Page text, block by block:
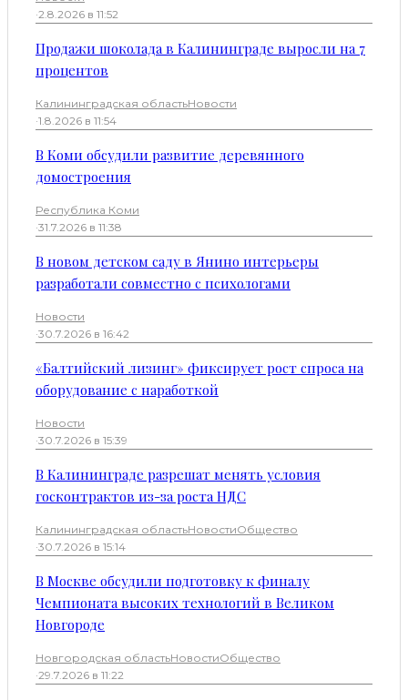
·2.8.2026 в 11:52
Продажи шоколада в Калининграде выросли на 7
процентов
Калининградская областьНовости
·1.8.2026 в 11:54
В Коми обсудили развитие деревянного
домостроения
Республика Коми
·31.7.2026 в 11:38
В новом детском саду в Янино интерьеры
разработали совместно с психологами
Новости
·30.7.2026 в 16:42
«Балтийский лизинг» фиксирует рост спроса на
оборудование с наработкой
Новости
·30.7.2026 в 15:39
В Калининграде разрешат менять условия
госконтрактов из-за роста НДС
Калининградская областьНовостиОбщество
·30.7.2026 в 15:14
В Москве обсудили подготовку к финалу
Чемпионата высоких технологий в Великом
Новгороде
Новгородская областьНовостиОбщество
·29.7.2026 в 11:22